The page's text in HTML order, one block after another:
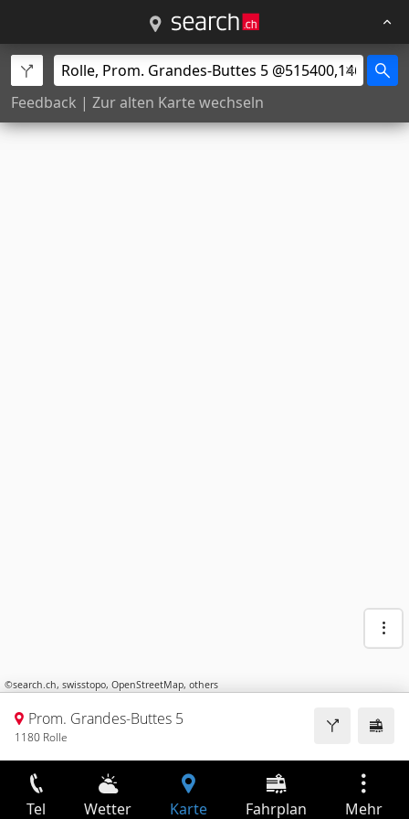
Feedback | Zur alten Karte wechseln
©search.ch, swisstopo, OpenStreetMap, others
Prom. Grandes-Buttes 5
1180 Rolle
Tel Wetter Karte Fahrplan Mehr